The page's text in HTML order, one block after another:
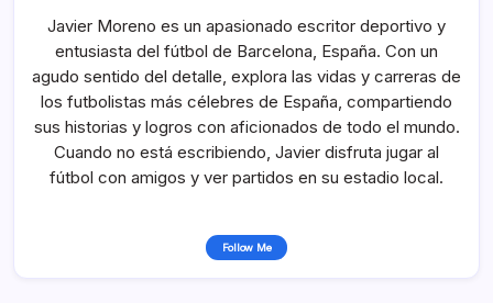
Javier Moreno es un apasionado escritor deportivo y
entusiasta del fútbol de Barcelona, España. Con un
agudo sentido del detalle, explora las vidas y carreras de
los futbolistas más célebres de España, compartiendo
sus historias y logros con aficionados de todo el mundo.
Cuando no está escribiendo, Javier disfruta jugar al
fútbol con amigos y ver partidos en su estadio local.
Follow Me